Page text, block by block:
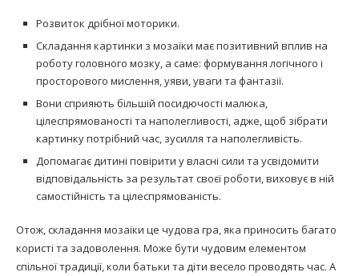
Розвиток дрібної моторики.
Складання картинки з мозаїки має позитивний вплив на
роботу головного мозку, а саме: формування логічного і
просторового мислення, уяви, уваги та фантазії.
Вони сприяють більшій посидючості малюка,
цілеспрямованості та наполегливості, адже, щоб зібрати
картинку потрібний час, зусилля та наполегливість.
Допомагає дитині повірити у власні сили та усвідомити
відповідальність за результат своєї роботи, виховує в ній
самостійність та цілеспрямованість.
Отож, складання мозаїки це чудова гра, яка приносить багато
користі та задоволення. Може бути чудовим елементом
спільної традиції, коли батьки та діти весело проводять час. А